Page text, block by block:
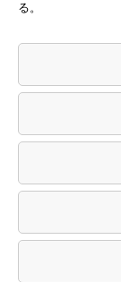
る。